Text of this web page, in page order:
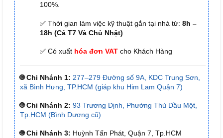
100%.
✅ Thời gian làm việc kỹ thuật gắn tại nhà từ: 8h –
18h (Cả T7 Và Chủ Nhật)
✅ Có xuất hóa đơn VAT cho Khách Hàng
🌐 Chi Nhánh 1: 277–279 Đường số 9A, KDC Trung Sơn,
xã Bình Hưng, TP.HCM (giáp khu Him Lam Quận 7)
🌐 Chi Nhánh 2: 93 Trương Định, Phường Thủ Dầu Một,
Tp.HCM (Bình Dương cũ)
🌐 Chi Nhánh 3: Huỳnh Tấn Phát, Quận 7, Tp.HCM